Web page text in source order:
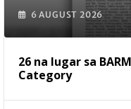
6 AUGUST 2026
26 na lugar sa
Category